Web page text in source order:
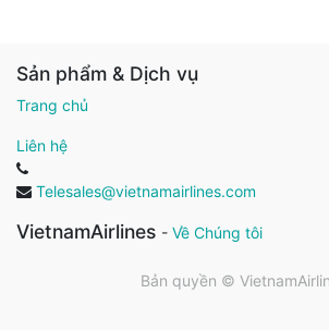
Sản phẩm & Dịch vụ
Trang chủ
Liên hệ
Telesales@vietnamairlines.com
VietnamAirlines - Về Chúng tôi
Bản quyền ©